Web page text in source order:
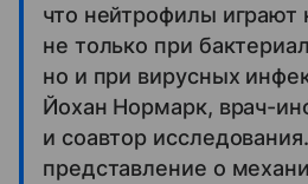
что нейтрофилы играют
не только при
но и при вирусных
Йохан Нормарк, врач-
и соавтор
представление о